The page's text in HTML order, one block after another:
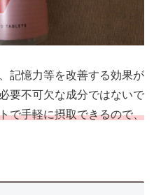
記憶力等を改善する効果が
要不可欠な成分ではないで
で手軽に摂取できるので、